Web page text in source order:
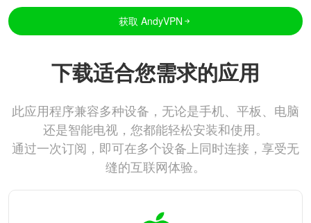
获取 AndyVPN
下载适合您需求的应用
此应用程序兼容多种设备，无论是手机、平板、电脑
还是智能电视，您都能轻松安装和使用。
通过一次订阅，即可在多个设备上同时连接，享受无
缝的互联网体验。